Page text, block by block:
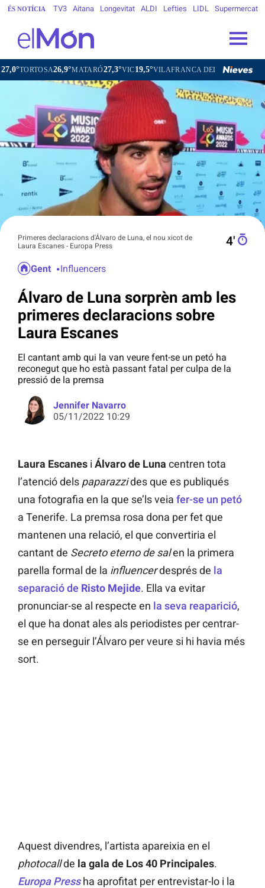
ÉS NOTÍCIA TV3 Aitana Longevitat ALDI Lefties LIDL Supermercat
26,9°MATARÓ27,3°VIC19,5°VILAFRANCA DEL PENEDÈS 24,3° VILANOVA I
Primeres declaracions d'Álvaro de Luna, el nou xicot de
Laura Escanes - Europa Press
4′
Gent Influencers
Álvaro de Luna sorprèn amb les
primeres declaracions sobre
Laura Escanes
El cantant amb qui la van veure fent-se un petó ha
reconegut que ho està passant fatal per culpa de la
pressió de la premsa
Jennifer Navarro
05/11/2022 10:29
Laura Escanes i Álvaro de Luna centren tota
l’atenció dels paparazzides que es publiqués
una fotografia en la que se’ls veia fer-se un petó
a Tenerife. La premsa rosa dona per fet que
mantenen una relació, el que convertiria el
cantant de Secreto eterno de salen la primera
parella formal de la influencerdesprés de la
separació de Risto Mejide. Ella va evitar
pronunciar-se al respecte en la seva reaparició,
el que ha donat ales als periodistes per centrar-
se en perseguir l’Álvaro per veure si hi havia més
sort.
Aquest divendres, l’artista apareixia en el
photocallde la gala de Los 40 Principales.
Europa Pressha aprofitat per entrevistar-lo i la